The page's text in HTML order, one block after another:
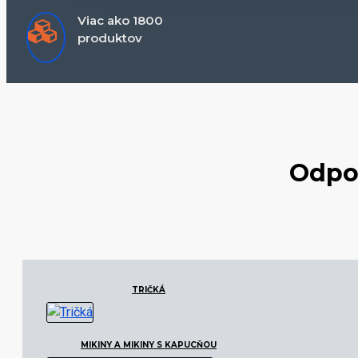
Viac ako 1800
produktov
TRIČKÁ
MIKINY A MIKINY S KAPUCŇOU